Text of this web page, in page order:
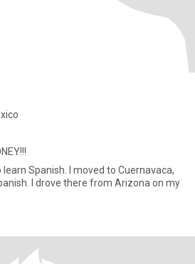
to Cuernavaca,
on my